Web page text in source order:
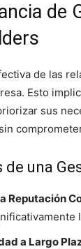
de
de las
Esto
sus
de una
Reputación
a Largo